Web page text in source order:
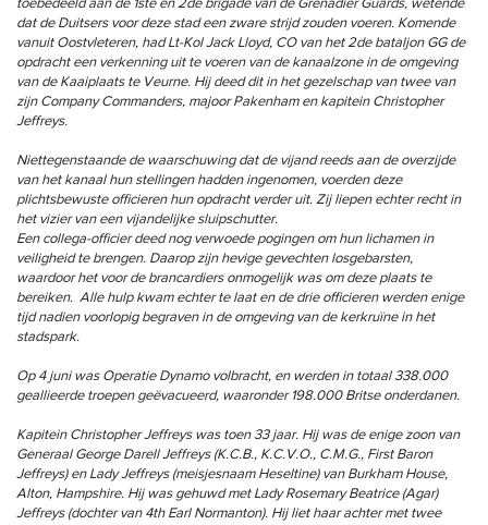
dat de Duitsers voor deze stad een zware strijd zouden voeren. Komende
vanuit Oostvleteren, had Lt-Kol Jack Lloyd, CO van het 2de bataljon GG de
opdracht een verkenning uit te voeren van de kanaalzone in de omgeving
van de Kaaiplaats te Veurne. Hij deed dit in het gezelschap van twee van
zijn Company Commanders, majoor Pakenham en kapitein Christopher
Jeffreys.
Niettegenstaande de waarschuwing dat de vijand reeds aan de overzijde
van het kanaal hun stellingen hadden ingenomen, voerden deze
plichtsbewuste officieren hun opdracht verder uit. Zij liepen echter recht in
het vizier van een vijandelijke sluipschutter.
Een collega-officier deed nog verwoede pogingen om hun lichamen in
veiligheid te brengen. Daarop zijn hevige gevechten losgebarsten,
waardoor het voor de brancardiers onmogelijk was om deze plaats te
bereiken. Alle hulp kwam echter te laat en de drie officieren werden enige
tijd nadien voorlopig begraven in de omgeving van de kerkruïne in het
stadspark.
Op 4 juni was Operatie Dynamo volbracht, en werden in totaal 338.000
geallieerde troepen geëvacueerd, waaronder 198.000 Britse onderdanen.
Kapitein Christopher Jeffreys was toen 33 jaar. Hij was de enige zoon van
Generaal George Darell Jeffreys (K.C.B., K.C.V.O., C.M.G., First Baron
Jeffreys) en Lady Jeffreys (meisjesnaam Heseltine) van Burkham House,
Alton, Hampshire. Hij was gehuwd met Lady Rosemary Beatrice (Agar)
Jeffreys (dochter van 4th Earl Normanton). Hij liet haar achter met twee